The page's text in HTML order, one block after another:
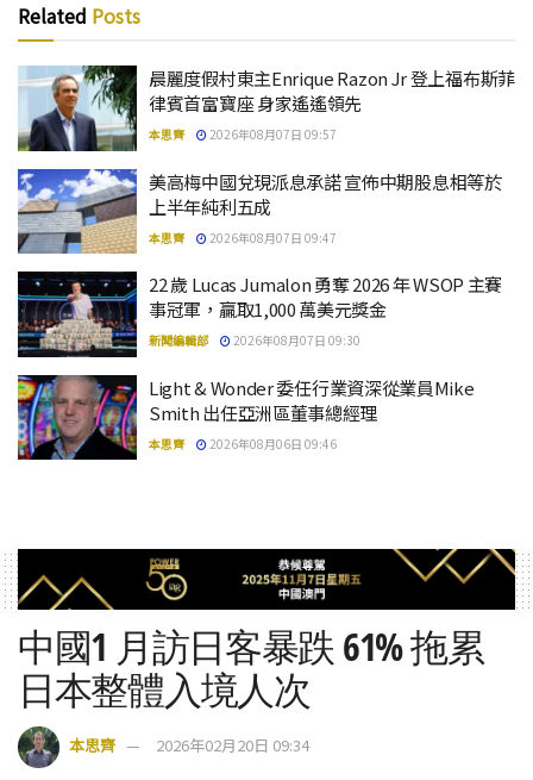
Related Posts
晨麗度假村東主Enrique Razon Jr 登上福布斯菲
律賓首富寶座 身家遙遙領先
本思齊 2026年08月07日 09:57
美高梅中國兌現派息承諾 宣佈中期股息相等於
上半年純利五成
本思齊 2026年08月07日 09:47
22 歲 Lucas Jumalon 勇奪 2026 年 WSOP 主賽
事冠軍，贏取1,000 萬美元獎金
新聞編輯部 2026年08月07日 09:30
Light & Wonder 委任行業資深從業員Mike
Smith 出任亞洲區董事總經理
本思齊 2026年08月06日 09:46
中國1 月訪日客暴跌 61% 拖累
日本整體入境人次
本思齊 2026年02月20日 09:34